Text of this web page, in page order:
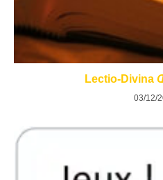
Lectio-Divina
03/12/